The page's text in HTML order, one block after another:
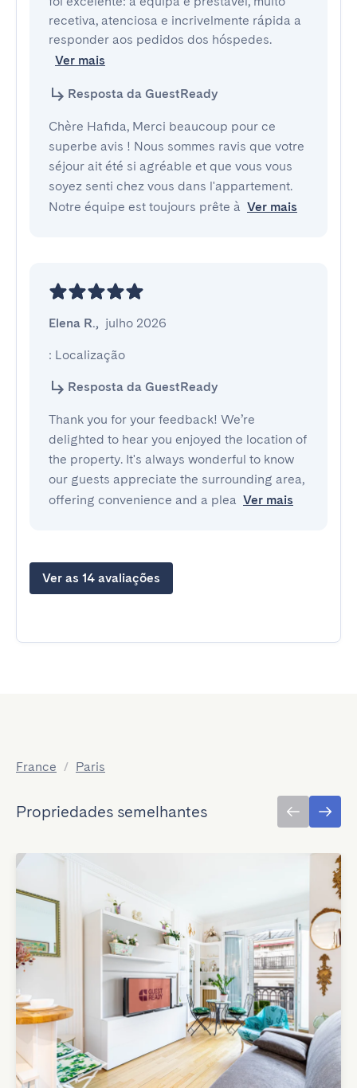
recetiva, atenciosa e incrivelmente rápida a
Ver mais
Resposta da GuestReady
Chère Hafida, Merci beaucoup pour ce
superbe avis ! Nous sommes ravis que votre
séjour ait été si agréable et que vous vous
soyez senti chez vous dans l'appartement.
Notre équipe est toujours prête à Ver mais
Elena R., julho 2026
: Localização
Resposta da GuestReady
Thank you for your feedback! We’re
delighted to hear you enjoyed the location of
the property. It's always wonderful to know
our guests appreciate the surrounding area,
offering convenience and a plea Ver mais
Ver as 14 avaliações
France / Paris
Propriedades semelhantes